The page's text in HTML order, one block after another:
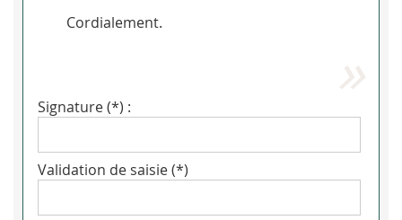
Cordialement.
Signature (*) :
Validation de saisie (*)